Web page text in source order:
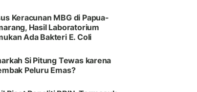
Keracunan MBG di Papua-
Hasil Laboratorium
Ada Bakteri E. Coli
Si Pitung Tewas karena
Peluru Emas?